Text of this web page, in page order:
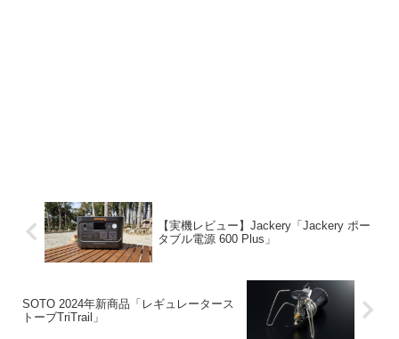
【実機レビュー】Jackery「Jackery ポー
タブル電源 600 Plus」
SOTO 2024年新商品「レギュレータース
トーブTriTrail」